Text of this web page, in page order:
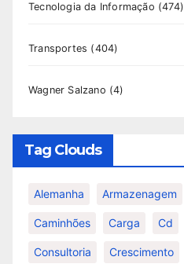
Tecnologia da Informação (474)
Transportes (404)
Wagner Salzano (4)
Tag Clouds
Alemanha Armazenagem
Caminhões Carga Cd
Consultoria Crescimento